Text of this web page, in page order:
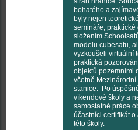
bohatého a
byly nejen
semináře, praktické
složením
modelu cubesatu,
vyzkoušeli virtuální
praktická
objektů pozemními
včetně Mezinárodní
stanice. Po
víkendové školy a
samostatné práce
účastníci certifikát
této školy.